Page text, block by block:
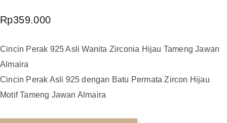
Rp359.000
Cincin Perak 925 Asli Wanita Zirconia Hijau Tameng Jawan
Almaira
Cincin Perak Asli 925 dengan Batu Permata Zircon Hijau
Motif Tameng Jawan Almaira